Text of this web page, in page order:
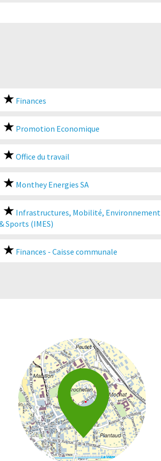
Finances
Promotion Economique
Office du travail
Monthey Energies SA
Infrastructures, Mobilité, Environnement
Sports (IMES)
Finances - Caisse communale